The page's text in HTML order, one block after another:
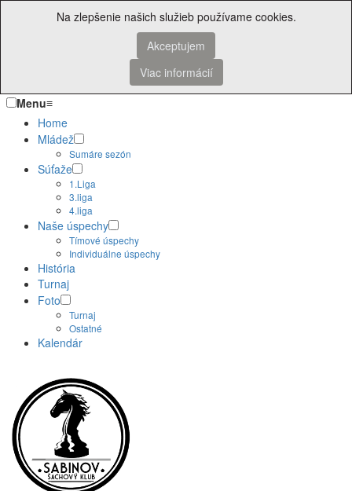
Na zlepšenie našich služieb používame cookies.
Akceptujem
Viac informácií
Menu≡
Home
Mládež
Sumáre sezón
Súťaže
1.Liga
3.liga
4.liga
Naše úspechy
Tímové úspechy
Individuálne úspechy
História
Turnaj
Foto
Turnaj
Ostatné
Kalendár